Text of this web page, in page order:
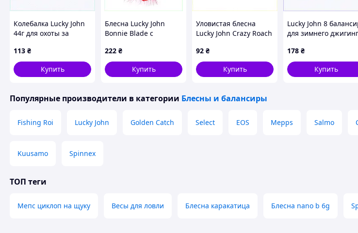
Колебалка Lucky John
44г для охоты за
65239P6E5
113 ₴
Купить
Блесна Lucky John
Bonnie Blade с
латуни, K65241M21B
222 ₴
Купить
Уловистая блесна
Lucky John Crazy Roach
65M239H2K4
92 ₴
Купить
Lucky John 8
для зимнего
178 ₴
Купить
Популярные производители в категории Блесны и балансиры
Fishing Roi Lucky John Golden Catch Select EOS Mepps Salmo
Kuusamo Spinnex
ТОП теги
Мепс циклоп на щуку Весы для ловли Блесна каракатица Блесна nano b 6g